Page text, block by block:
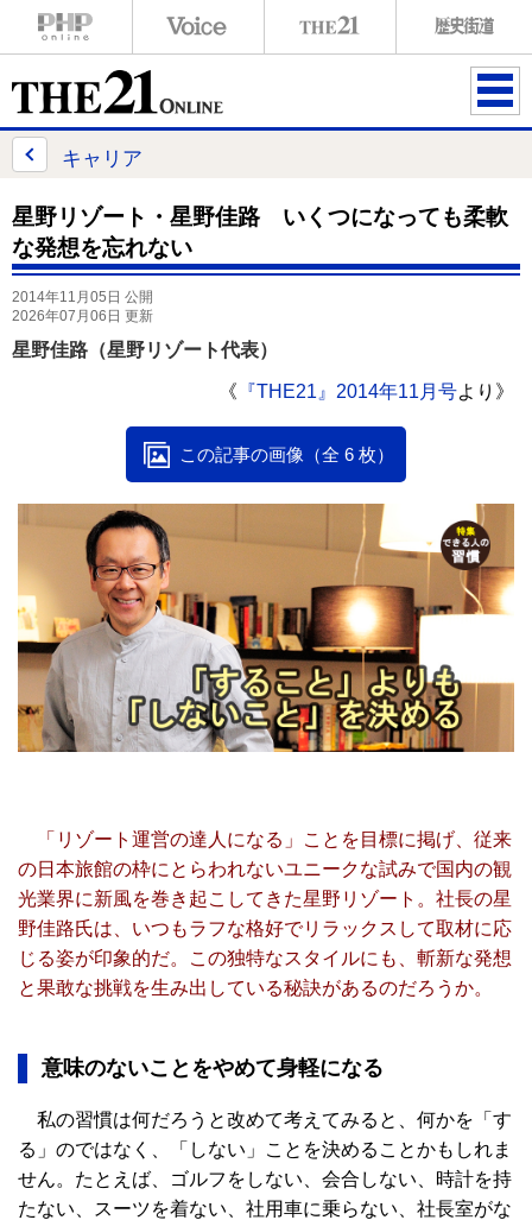
ME
キャリア
星野リゾート・星野佳路 いくつになっても柔軟
な発想を忘れない
2014年11月05日 公開
2026年07月06日 更新
星野佳路（星野リゾート代表）
《 『THE21』2014年11月号より》
この記事の画像（全 6 枚）
「リゾート運営の達人になる」ことを目標に掲げ、従来
の日本旅館の枠にとらわれないユニークな試みで国内の観
光業界に新風を巻き起こしてきた星野リゾート。社長の星
野佳路氏は、いつもラフな格好でリラックスして取材に応
じる姿が印象的だ。この独特なスタイルにも、斬新な発想
と果敢な挑戦を生み出している秘訣があるのだろうか。
意味のないことをやめて身軽になる
私の習慣は何だろうと改めて考えてみると、何かを「す
る」のではなく、「しない」ことを決めることかもしれま
せん。たとえば、ゴルフをしない、会合しない、時計を持
たない、スーツを着ない、社用車に乗らない、社長室がな